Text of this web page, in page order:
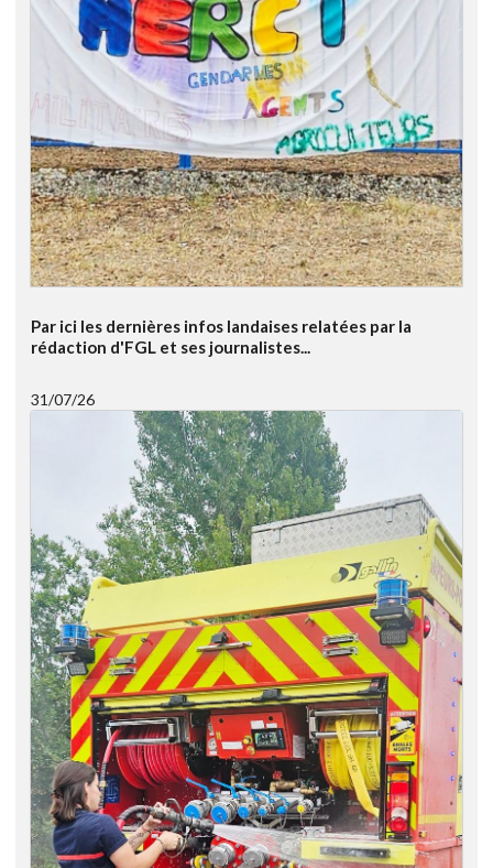
Par ici les dernières infos landaises relatées par la
rédaction d'FGL et ses journalistes...
31/07/26